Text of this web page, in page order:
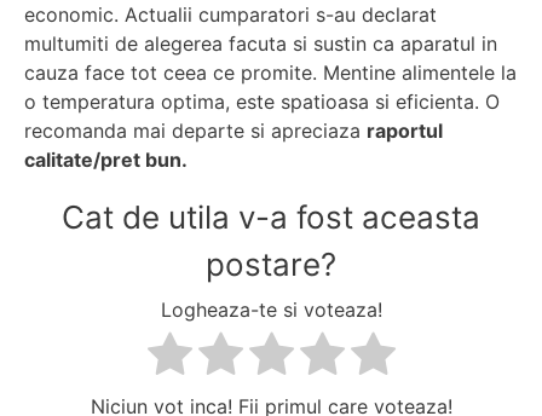
economic. Actualii cumparatori s-au declarat
multumiti de alegerea facuta si sustin ca aparatul in
cauza face tot ceea ce promite. Mentine alimentele la
o temperatura optima, este spatioasa si eficienta. O
recomanda mai departe si apreciaza raportul
calitate/pret bun.
Cat de utila v-a fost aceasta
postare?
Logheaza-te si voteaza!
Niciun vot inca! Fii primul care voteaza!